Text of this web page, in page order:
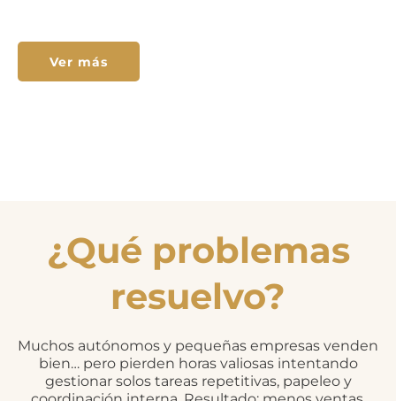
Ver más
¿Qué problemas
resuelvo?
Muchos autónomos y pequeñas empresas venden
bien… pero pierden horas valiosas intentando
gestionar solos tareas repetitivas, papeleo y